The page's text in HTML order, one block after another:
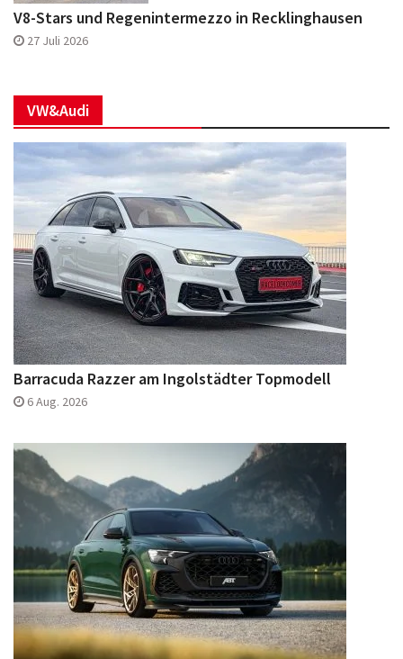
V8-Stars und Regenintermezzo in Recklinghausen
27 Juli 2026
VW&Audi
Barracuda Razzer am Ingolstädter Topmodell
6 Aug. 2026